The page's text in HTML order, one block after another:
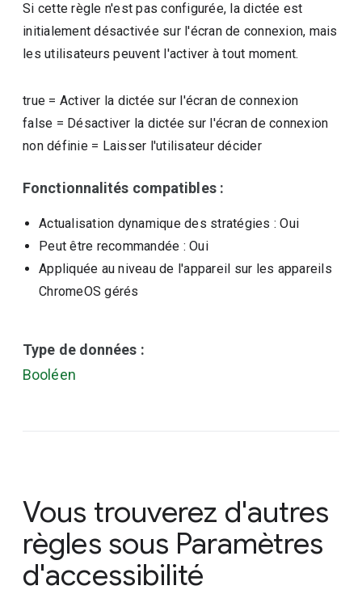
Si cette règle n'est pas configurée, la dictée est
initialement désactivée sur l'écran de connexion, mais
les utilisateurs peuvent l'activer à tout moment.
true = Activer la dictée sur l'écran de connexion
false = Désactiver la dictée sur l'écran de connexion
non définie= Laisser l'utilisateur décider
Fonctionnalités compatibles :
Actualisation dynamique des stratégies : Oui
Peut être recommandée : Oui
Appliquée au niveau de l'appareil sur les appareils
ChromeOS gérés
Type de données :
Booléen
Vous trouverez d'autres
règles sous Paramètres
d'accessibilité